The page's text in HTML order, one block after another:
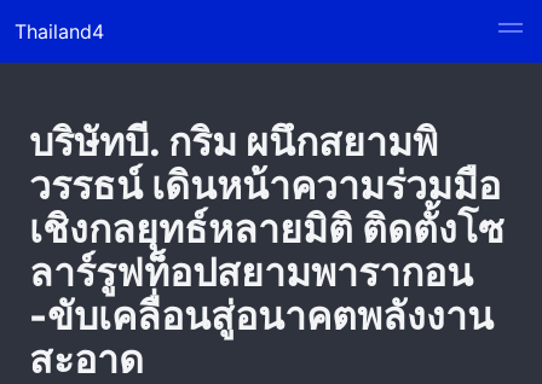
Thailand4
บริษัทบี. กริม ผนึกสยามพิ
วรรธน์ เดินหน้าความร่วมมือ
เชิงกลยุทธ์หลายมิติ ติดตั้งโซ
ลาร์รูฟท็อปสยามพารากอน
-ขับเคลื่อนสู่อนาคตพลังงาน
สะอาด